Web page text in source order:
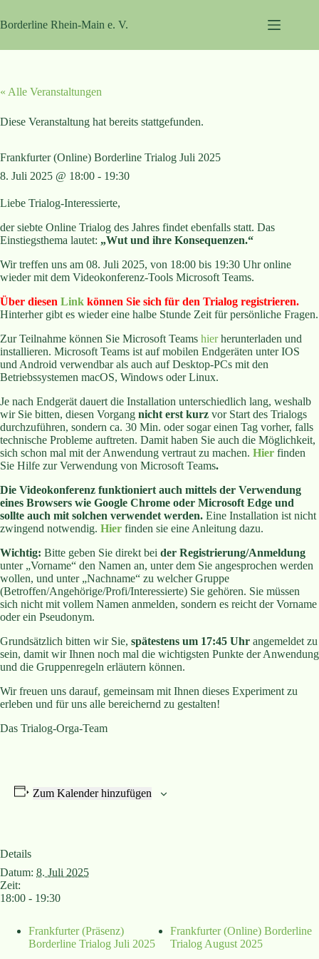
Inhalt
springen
Borderline Rhein-Main e. V.
« Alle Veranstaltungen
Diese Veranstaltung hat bereits stattgefunden.
Frankfurter (Online) Borderline Trialog Juli 2025
8. Juli 2025 @ 18:00 - 19:30
Liebe Trialog-Interessierte,
der siebte Online Trialog des Jahres findet ebenfalls statt. Das
Einstiegsthema lautet: „Wut und ihre Konsequenzen.“
Wir treffen uns am 08. Juli 2025, von 18:00 bis 19:30 Uhr online
wieder mit dem Videokonferenz-Tools Microsoft Teams.
Über diesen Link können Sie sich für den Trialog registrieren.
Hinterher gibt es wieder eine halbe Stunde Zeit für persönliche Fragen.
Zur Teilnahme können Sie Microsoft Teams hierherunterladen und
installieren. Microsoft Teams ist auf mobilen Endgeräten unter IOS
und Android verwendbar als auch auf Desktop-PCs mit den
Betriebssystemen macOS, Windows oder Linux.
Je nach Endgerät dauert die Installation unterschiedlich lang, weshalb
wir Sie bitten, diesen Vorgang nicht erst kurz vor Start des Trialogs
durchzuführen, sondern ca. 30 Min. oder sogar einen Tag vorher, falls
technische Probleme auftreten. Damit haben Sie auch die Möglichkeit,
sich schon mal mit der Anwendung vertraut zu machen. Hier finden
Sie Hilfe zur Verwendung von Microsoft Teams.
Die Videokonferenz funktioniert auch mittels der Verwendung
eines Browsers wie Google Chrome oder Microsoft Edge und
sollte auch mit solchen verwendet werden. Eine Installation ist nicht
zwingend notwendig. Hier finden sie eine Anleitung dazu.
Wichtig: Bitte geben Sie direkt bei der Registrierung/Anmeldung
unter „Vorname“ den Namen an, unter dem Sie angesprochen werden
wollen, und unter „Nachname“ zu welcher Gruppe
(Betroffen/Angehörige/Profi/Interessierte) Sie gehören. Sie müssen
sich nicht mit vollem Namen anmelden, sondern es reicht der Vorname
oder ein Pseudonym.
Grundsätzlich bitten wir Sie, spätestens um 17:45 Uhr angemeldet zu
sein, damit wir Ihnen noch mal die wichtigsten Punkte der Anwendung
und die Gruppenregeln erläutern können.
Wir freuen uns darauf, gemeinsam mit Ihnen dieses Experiment zu
erleben und für uns alle bereichernd zu gestalten!
Das Trialog-Orga-Team
Zum Kalender hinzufügen
Details
Datum: 8. Juli 2025
Zeit:
18:00 - 19:30
Frankfurter (Präsenz)
Borderline Trialog Juli 2025
Frankfurter (Online) Borderline
Trialog August 2025